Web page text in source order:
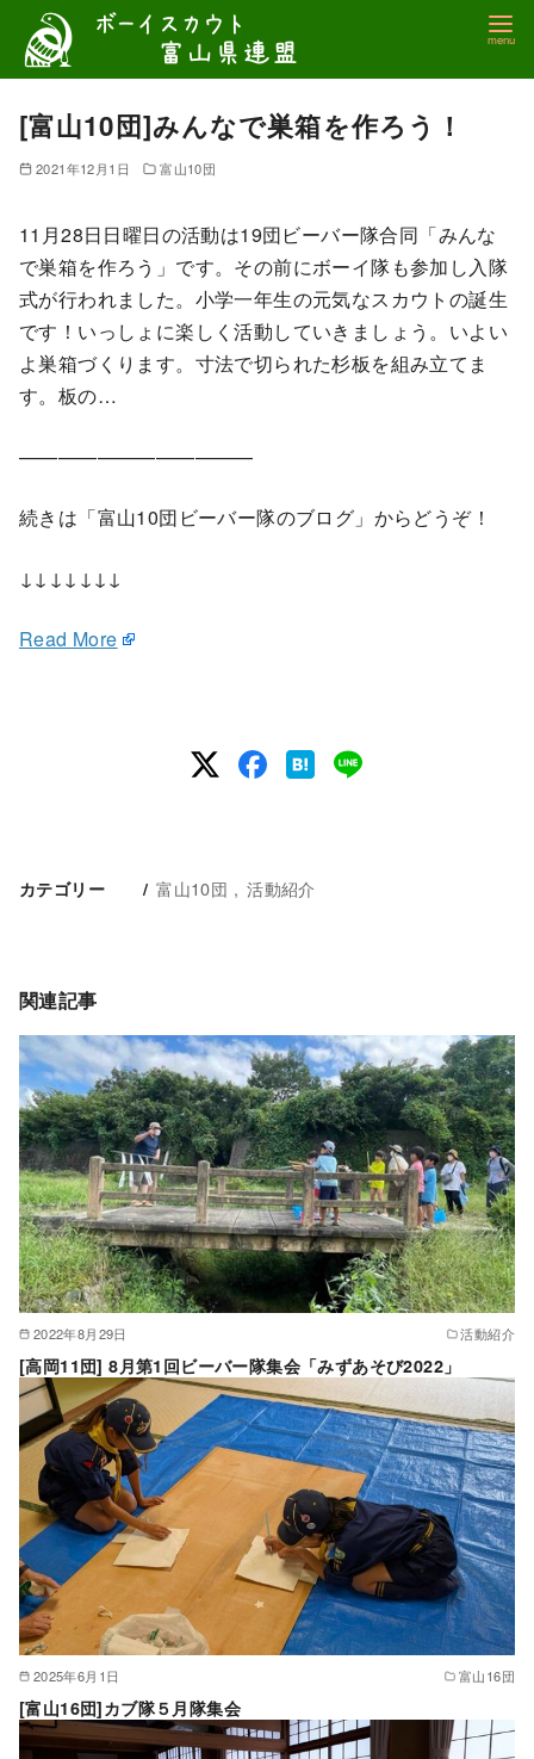
テ
[富山10団]みんなで巣箱を作ろう！
2021年12月1日 富山10団
11月28日日曜日の活動は19団ビーバー隊合同「みんな
で巣箱を作ろう」です。その前にボーイ隊も参加し入隊
式が行われました。小学一年生の元気なスカウトの誕生
です！いっしょに楽しく活動していきましょう。いよい
よ巣箱づくります。寸法で切られた杉板を組み立てま
す。板の…
————————————
続きは「富山10団ビーバー隊のブログ」からどうぞ！
↓↓↓↓↓↓↓
Read More
カテゴリー 富山10団 活動紹介
関連記事
2022年8月29日 活動紹介
[高岡11団] 8月第1回ビーバー隊集会「みずあそび2022」
2025年6月1日 富山16団
[富山16団]カブ隊５月隊集会